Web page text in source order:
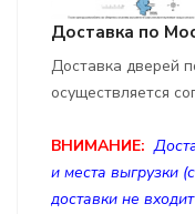
Доставка по
Доставка дверей
осуществляется
ВНИМАНИЕ:
и места выгрузки
доставки не